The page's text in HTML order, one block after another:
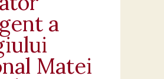
a
Matei